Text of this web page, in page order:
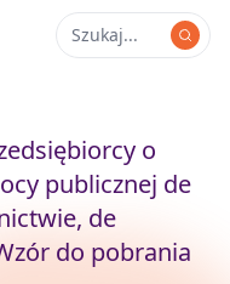
o
publicznej de
de
do pobrania